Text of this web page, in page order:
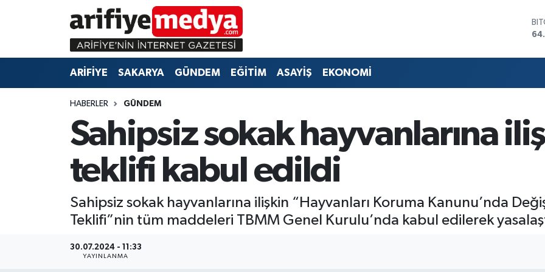
ARİFİYE SAKARYA GÜNDEM EĞİTİM ASAYİŞ EKONOMİ
HABERLER GÜNDEM
Sahipsiz sokak hayvanlarına
teklifi kabul edildi
Sahipsiz sokak hayvanlarına ilişkin “Hayvanları Koruma Kanunu’nda
Teklifi”nin tüm maddeleri TBMM Genel Kurulu’nda kabul edilerek
30.07.2024 - 11:33
YAYINLANMA
SAKARYA
GÜNDEM
EKONOMİ
GÜNDEM
EĞİTİM
EKONOMİ
Sakarya Hava Durumu
Sakarya Namaz Vakitleri
Sakarya Trafik Yoğunluk Haritası
Süper Lig Puan Durumu ve Fikstür
Tüm Manşetler
Son Dakika Haberleri